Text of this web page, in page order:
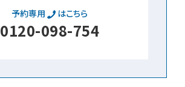
予約専用 はこちら
0120-098-754